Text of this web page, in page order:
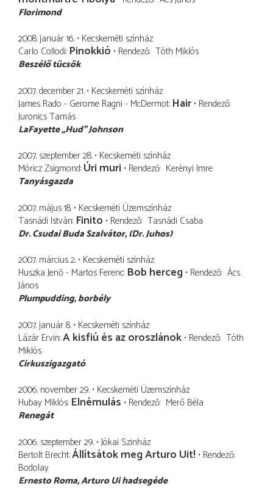
Florimond
2008. január 16. Kecskeméti színház
Carlo Collodi Pinokkió Rendező Tóth Miklós
Beszélő tücsök
2007. december 21. Kecskeméti színház
James Rado - Gerome Ragni - McDermot Hair Rendező
Juronics Tamás
LaFayette „Hud” Johnson
2007. szeptember 28. Kecskeméti színház
Móricz Zsigmond Úri muri Rendező Kerényi Imre
Tanyásgazda
2007. május 18. Kecskeméti Üzemszínház
Tasnádi István Finito Rendező Tasnádi Csaba
Dr. Csudai Buda Szalvátor (Dr. Juhos)
2007. március 2. Kecskeméti színház
Huszka Jenő - Martos Ferenc Bob herceg Rendező Ács
János
Plumpudding borbély
2007. január 8. Kecskeméti színház
Lázár Ervin A kisfiú és az oroszlánok Rendező Tóth
Miklós
Cirkuszigazgató
2006. november 29. Kecskeméti Üzemszínház
Hubay Miklós Elnémulás Rendező Merő Béla
Renegát
2006. szeptember 29. Jókai Szinház
Bertolt Brecht Állítsátok meg Arturo Uit! Rendező
Bodolay
Ernesto Roma Arturo Ui hadsegéde